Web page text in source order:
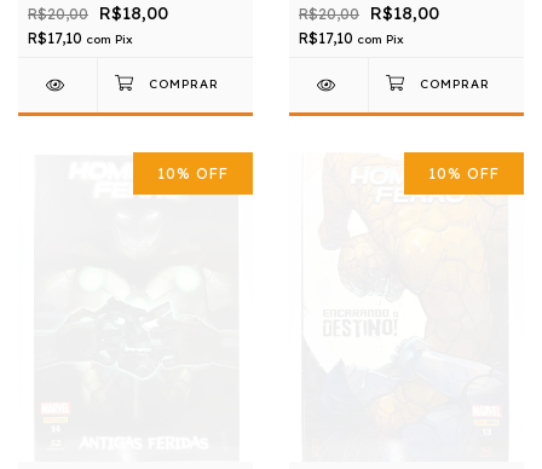
R$20,00 R$18,00
R$17,10 com Pix
R$20,00 R$18,00
R$17,10 com Pix
10% OFF 10% OFF